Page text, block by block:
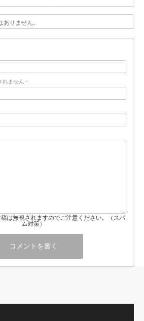
りません。
れません -
は無視されますのでご注意ください。（スパ
ム対策）